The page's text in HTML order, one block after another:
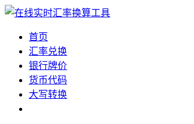
首页
汇率兑换
银行牌价
货币代码
大写转换